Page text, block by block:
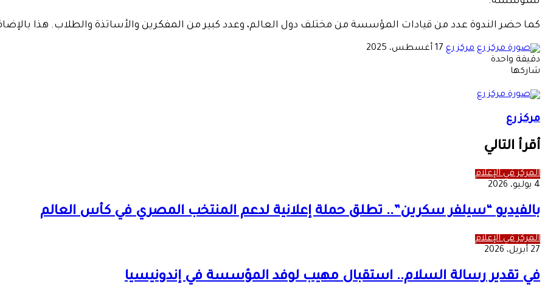
كما حضر الندوة عدد من قيادات المؤسسة من مختلف دول العالم، وعدد كبير من المفكرين والأساتذة والطلاب. هذا
مركز رع أرسل
17 أغسطس، 2025
دقيقة واحدة
فيسبوك
‫X
لينكدإن
بينتيريست
Odnoklassniki
‫Pocket
شاركها
عبر
مركز رع
أقرأ التالي
المركز في الإعلام
4 يوليو، 2026
بالفيديو “سيلفر سكرين”.. تطلق حملة إعلانية لدعم المنتخب المصري في كأس العالم
المركز في الإعلام
27 أبريل، 2026
في تقدير رسالة السلام.. استقبال مهيب لوفد المؤسسة في إندونيسيا